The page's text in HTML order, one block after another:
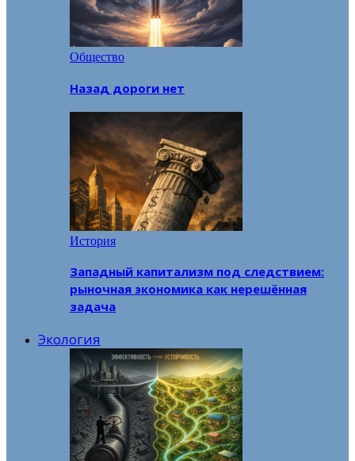
Общество
Назад дороги нет
История
Западный капитализм под следствием:
рыночная экономика как нерешённая
задача
Экология